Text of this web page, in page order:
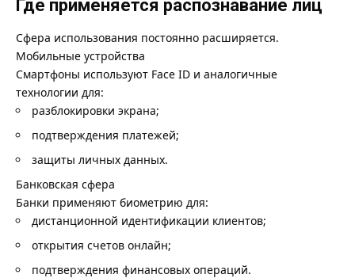
Где применяется распознавание лиц
Сфера использования постоянно расширяется.
Мобильные устройства
Смартфоны используют Face ID и аналогичные
технологии для:
разблокировки экрана;
подтверждения платежей;
защиты личных данных.
Банковская сфера
Банки применяют биометрию для:
дистанционной идентификации клиентов;
открытия счетов онлайн;
подтверждения финансовых операций.